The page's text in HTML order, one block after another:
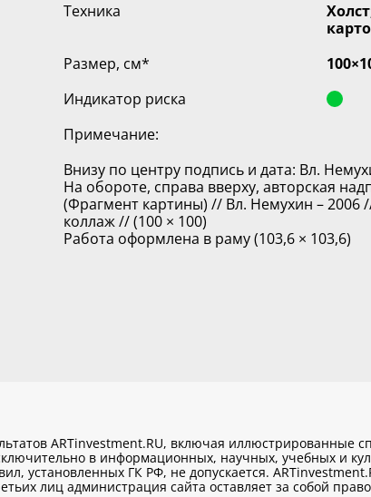
Техника
Размер, см*
Индикатор риска
Примечание:
Внизу по центру подпись и дата: Вл.
На обороте, справа вверху, авторская
(Фрагмент картины) // Вл. Немухин – 2006
коллаж // (100 × 100)
Работа оформлена в раму (103,6 × 103,6)
ARTinvestment.RU, включая иллюстрированные
в информационных, научных, учебных и
установленных ГК РФ, не допускается.
лиц администрация сайта оставляет за собой